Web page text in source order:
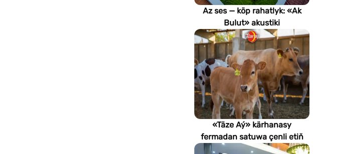
Az ses — köp rahatlyk: «Ak
Bulut» akustiki
potoloklarynyň
artykmaçlyklary
«Täze Aý» kärhanasy
fermadan satuwa çenli etiň
hilini nädip gözegçilikde